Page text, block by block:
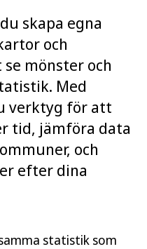
skapa egna
och
mönster och
Med
verktyg för att
tid, jämföra data
och
efter dina
statistik som